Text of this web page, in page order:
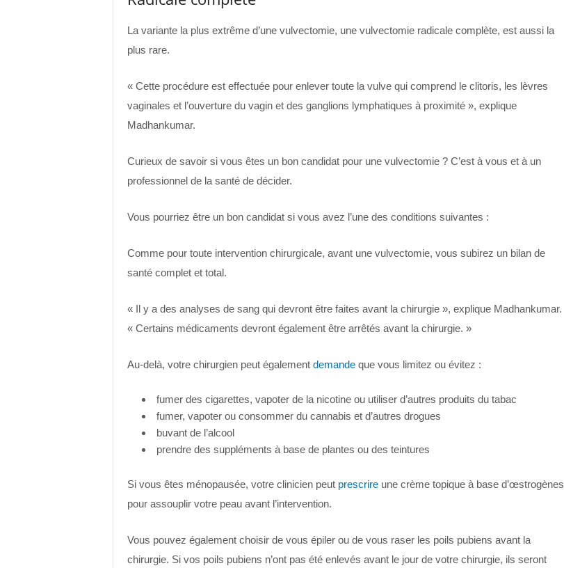
La variante la plus extrême d’une vulvectomie, une vulvectomie radicale complète, est aussi la
plus rare.
« Cette procédure est effectuée pour enlever toute la vulve qui comprend le clitoris, les lèvres
vaginales et l’ouverture du vagin et des ganglions lymphatiques à proximité », explique
Madhankumar.
Curieux de savoir si vous êtes un bon candidat pour une vulvectomie ? C’est à vous et à un
professionnel de la santé de décider.
Vous pourriez être un bon candidat si vous avez l’une des conditions suivantes :
Comme pour toute intervention chirurgicale, avant une vulvectomie, vous subirez un bilan de
santé complet et total.
« Il y a des analyses de sang qui devront être faites avant la chirurgie », explique Madhankumar.
« Certains médicaments devront également être arrêtés avant la chirurgie. »
Au-delà, votre chirurgien peut également demandeque vous limitez ou évitez :
fumer des cigarettes, vapoter de la nicotine ou utiliser d’autres produits du tabac
fumer, vapoter ou consommer du cannabis et d’autres drogues
buvant de l’alcool
prendre des suppléments à base de plantes ou des teintures
Si vous êtes ménopausée, votre clinicien peut prescrireune crème topique à base d’œstrogènes
pour assouplir votre peau avant l’intervention.
Vous pouvez également choisir de vous épiler ou de vous raser les poils pubiens avant la
chirurgie. Si vos poils pubiens n’ont pas été enlevés avant le jour de votre chirurgie, ils seront